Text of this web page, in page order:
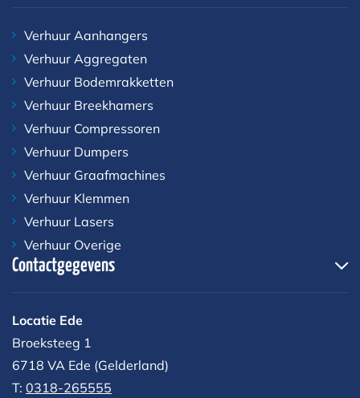
Verhuur Aanhangers
Verhuur Aggregaten
Verhuur Bodemrakketten
Verhuur Breekhamers
Verhuur Compressoren
Verhuur Dumpers
Verhuur Graafmachines
Verhuur Klemmen
Verhuur Lasers
Verhuur Overige
Contactgegevens
Locatie Ede
Broeksteeg 1
6718 VA Ede (Gelderland)
T: 0318-265555